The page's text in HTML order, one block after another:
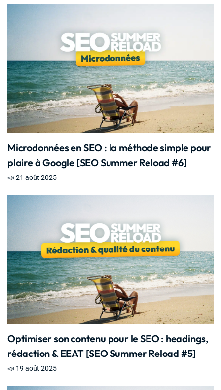
Microdonnées en SEO : la méthode simple pour
plaire à Google [SEO Summer Reload #6]
📣 21 août 2025
Optimiser son contenu pour le SEO : headings,
rédaction & EEAT [SEO Summer Reload #5]
📣 19 août 2025